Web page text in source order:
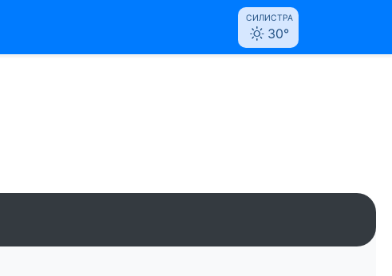
СИЛИСТРА
30°